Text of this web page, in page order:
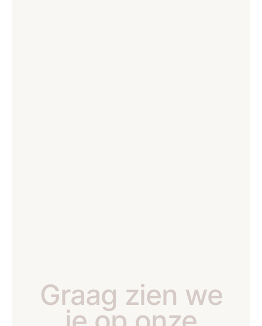
Graag zien we